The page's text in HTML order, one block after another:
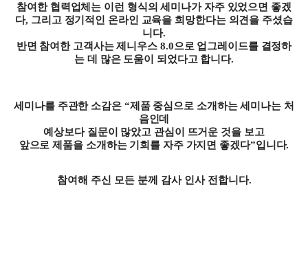
참여한 협력업체는 이런 형식의 세미나가 자주 있었으면 좋겠
다, 그리고 정기적인 온라인 교육을 희망한다는 의견을 주셨습
니다.
반면 참여한 고객사는 제니우스 8.0으로 업그레이드를 결정하
는 데 많은 도움이 되었다고 합니다.
세미나를 주관한 소감은 “제품 중심으로 소개하는 세미나는 처
음인데
예상보다 질문이 많았고 관심이 뜨거운 것을 보고
앞으로 제품을 소개하는 기회를 자주 가지면 좋겠다”입니다.
참여해 주신 모든 분께 감사 인사 전합니다.